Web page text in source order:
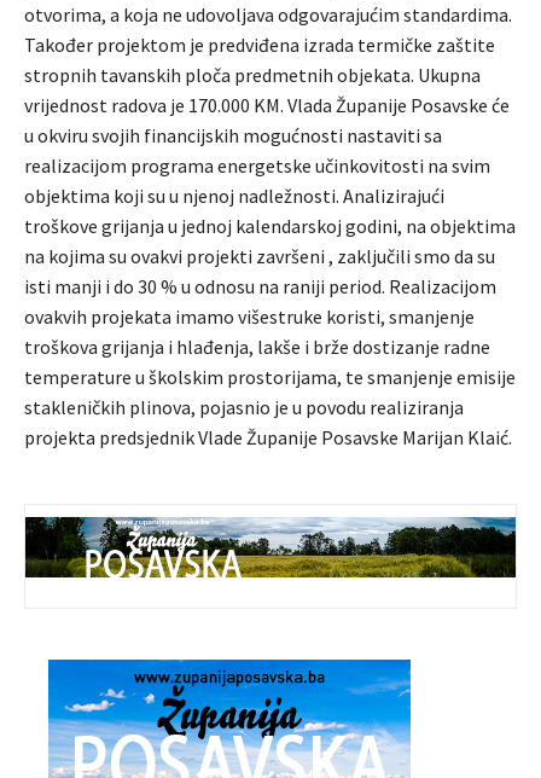
otvorima, a koja ne udovoljava odgovarajućim standardima.
Također projektom je predviđena izrada termičke zaštite
stropnih tavanskih ploča predmetnih objekata. Ukupna
vrijednost radova je 170.000 KM. Vlada Županije Posavske će
u okviru svojih financijskih mogućnosti nastaviti sa
realizacijom programa energetske učinkovitosti na svim
objektima koji su u njenoj nadležnosti. Analizirajući
troškove grijanja u jednoj kalendarskoj godini, na objektima
na kojima su ovakvi projekti završeni , zaključili smo da su
isti manji i do 30 % u odnosu na raniji period. Realizacijom
ovakvih projekata imamo višestruke koristi, smanjenje
troškova grijanja i hlađenja, lakše i brže dostizanje radne
temperature u školskim prostorijama, te smanjenje emisije
stakleničkih plinova, pojasnio je u povodu realiziranja
projekta predsjednik Vlade Županije Posavske Marijan Klaić.